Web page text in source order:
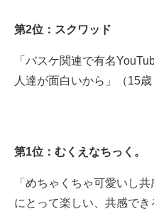
第2位：スクワッド
「バスケ関連で有名
人達が面白いから」（15歳
第1位：むくえなちっく。
「めちゃくちゃ可愛いし
にとって楽しい、共感で